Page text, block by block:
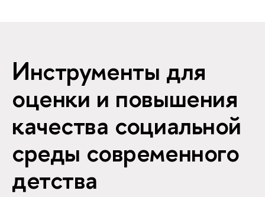
Инструменты для
оценки и повышения
качества социальной
среды современного
детства